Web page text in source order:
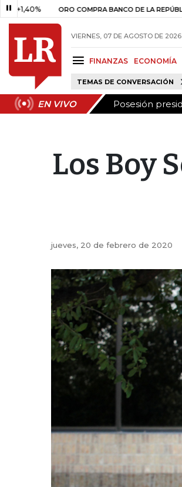
ORO COMPRA BANCO DE LA REPÚBLICA $
VIERNES, 07 DE AGOSTO DE 2026
FINANZAS ECONOMÍA
TEMAS DE CONVERSACIÓN
EN VIVO Posesión
EN VIVO Posesión
Los Boy
jueves, 20 de febrero de 2020